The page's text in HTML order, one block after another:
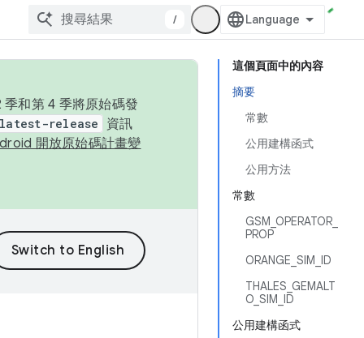
/
這個頁面中的內容
摘要
常數
公用建構函式
公用方法
常數
GSM_OPERATOR_
PROP
ORANGE_SIM_ID
THALES_GEMALT
O_SIM_ID
公用建構函式
和第 4 季將原始碼發
release
資訊
開放原始碼計畫變